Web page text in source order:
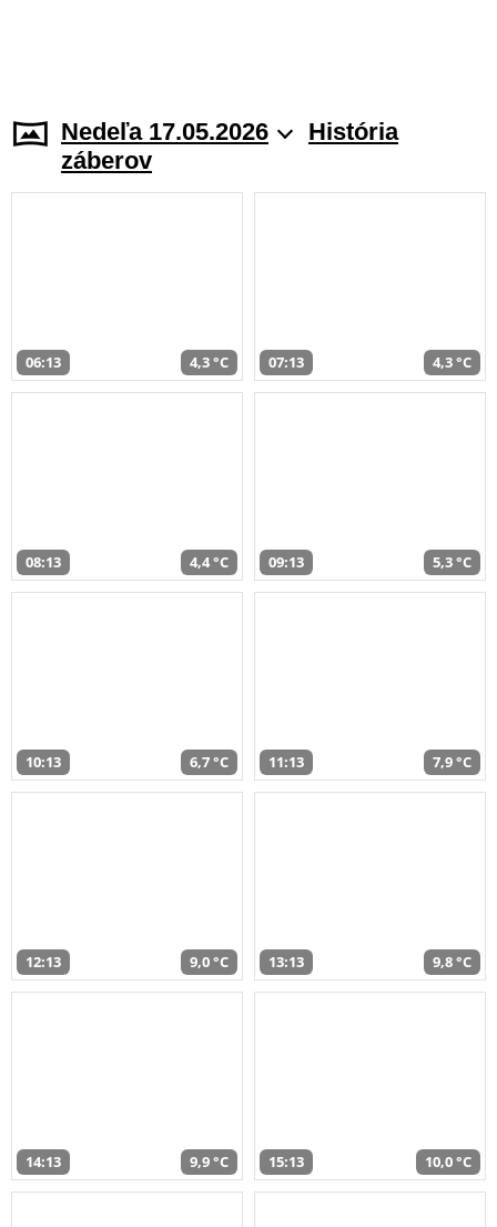
Nedeľa 17.05.2026
História
záberov
06:13 4,3 °C 07:13 4,3 °C
08:13 4,4 °C 09:13 5,3 °C
10:13 6,7 °C 11:13 7,9 °C
12:13 9,0 °C 13:13 9,8 °C
14:13 9,9 °C 15:13 10,0 °C